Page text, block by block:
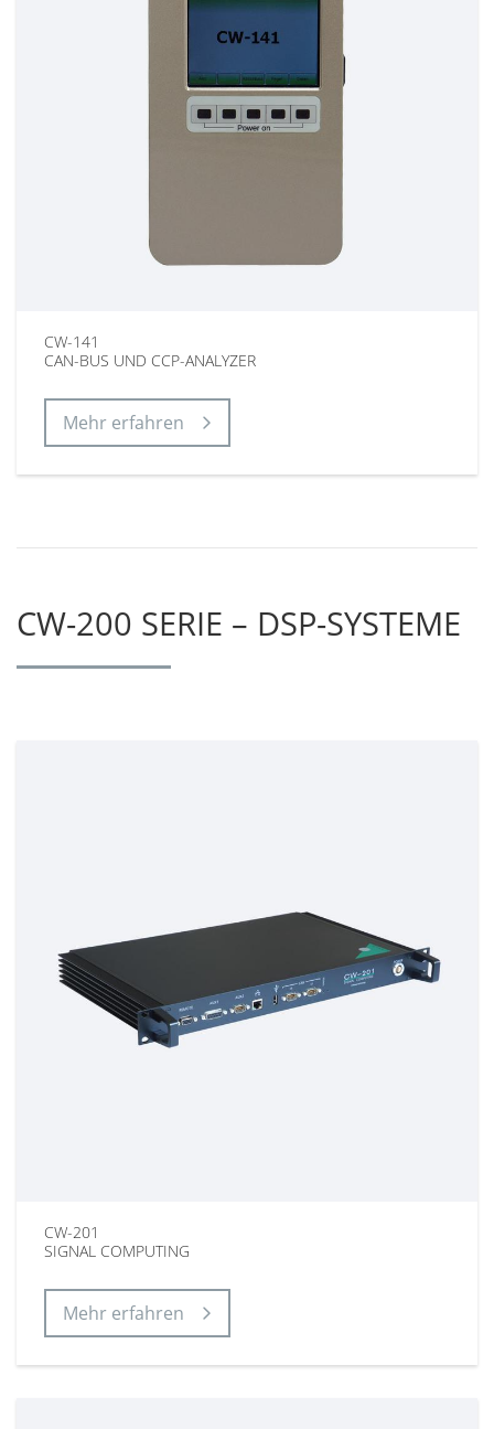
CW-141
CAN-BUS UND CCP-ANALYZER
Mehr erfahren
CW-200 SERIE – DSP-SYSTEME
CW-201
SIGNAL COMPUTING
Mehr erfahren